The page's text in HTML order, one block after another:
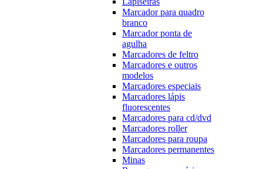
Marcador para quadro
branco
Marcador ponta de
agulha
Marcadores de feltro
Marcadores e outros
modelos
Marcadores especiais
Marcadores lápis
fluorescentes
Marcadores para cd/dvd
Marcadores roller
Marcadores para roupa
Marcadores permanentes
Minas